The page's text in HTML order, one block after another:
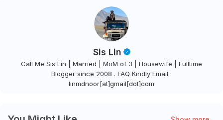
Sis Lin
Call Me Sis Lin | Married | MoM of 3 | Housewife | Fulltime
Blogger since 2008 . FAQ Kindly Email :
linmdnoor[at]gmail[dot]com